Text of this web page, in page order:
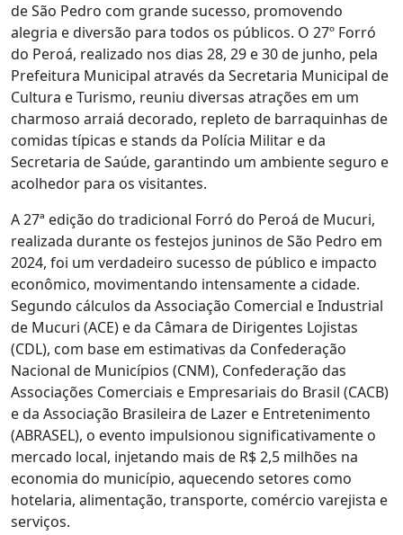
de São Pedro com grande sucesso, promovendo
alegria e diversão para todos os públicos. O 27º Forró
do Peroá, realizado nos dias 28, 29 e 30 de junho, pela
Prefeitura Municipal através da Secretaria Municipal de
Cultura e Turismo, reuniu diversas atrações em um
charmoso arraiá decorado, repleto de barraquinhas de
comidas típicas e stands da Polícia Militar e da
Secretaria de Saúde, garantindo um ambiente seguro e
acolhedor para os visitantes.
A 27ª edição do tradicional Forró do Peroá de Mucuri,
realizada durante os festejos juninos de São Pedro em
2024, foi um verdadeiro sucesso de público e impacto
econômico, movimentando intensamente a cidade.
Segundo cálculos da Associação Comercial e Industrial
de Mucuri (ACE) e da Câmara de Dirigentes Lojistas
(CDL), com base em estimativas da Confederação
Nacional de Municípios (CNM), Confederação das
Associações Comerciais e Empresariais do Brasil (CACB)
e da Associação Brasileira de Lazer e Entretenimento
(ABRASEL), o evento impulsionou significativamente o
mercado local, injetando mais de R$ 2,5 milhões na
economia do município, aquecendo setores como
hotelaria, alimentação, transporte, comércio varejista e
serviços.